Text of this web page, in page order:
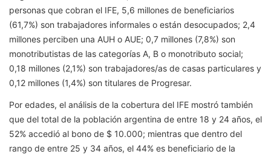
personas que cobran el IFE, 5,6 millones de beneficiarios
(61,7%) son trabajadores informales o están desocupados; 2,4
millones perciben una AUH o AUE; 0,7 millones (7,8%) son
monotributistas de las categorías A, B o monotributo social;
0,18 millones (2,1%) son trabajadores/as de casas particulares y
0,12 millones (1,4%) son titulares de Progresar.
Por edades, el análisis de la cobertura del IFE mostró también
que del total de la población argentina de entre 18 y 24 años, el
52% accedió al bono de $ 10.000; mientras que dentro del
rango de entre 25 y 34 años, el 44% es beneficiario de la